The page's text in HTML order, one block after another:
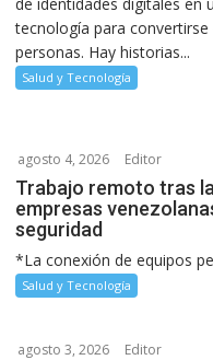
tecnología para
personas. Hay historias...
Salud y Tecnología
agosto 4, 2026 Editor
Trabajo remoto tras
empresas
seguridad
*La conexión de equipos
Salud y Tecnología
agosto 3, 2026 Editor